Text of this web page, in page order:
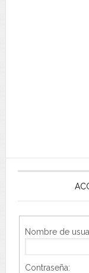
Nombre de
Contraseña: